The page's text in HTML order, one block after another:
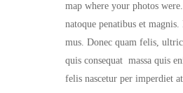
map where your photos
natoque penatibus et
mus. Donec quam felis,
quis consequat massa quis
felis nascetur per imperdiet